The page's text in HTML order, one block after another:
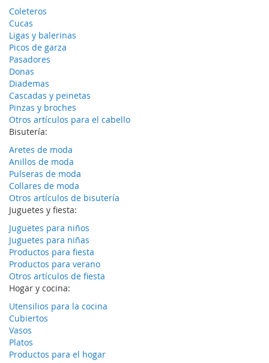
Coleteros
Cucas
Ligas y balerinas
Picos de garza
Pasadores
Donas
Diademas
Cascadas y peinetas
Pinzas y broches
Otros artículos para el cabello
Bisutería:
Aretes de moda
Anillos de moda
Pulseras de moda
Collares de moda
Otros artículos de bisutería
Juguetes y fiesta:
Juguetes para niños
Juguetes para niñas
Productos para fiesta
Productos para verano
Otros artículos de fiesta
Hogar y cocina:
Utensilios para la cocina
Cubiertos
Vasos
Platos
Productos para el hogar